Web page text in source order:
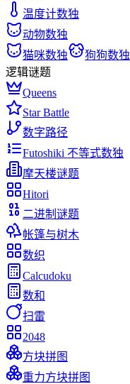
温度计数独
动物数独
猫咪数独
狗狗数独
逻辑谜题
Queens
Star Battle
数字路径
Futoshiki 不等式数独
摩天楼谜题
Hitori
二进制谜题
帐篷与树木
数织
Calcudoku
数和
扫雷
2048
方块拼图
重力方块拼图